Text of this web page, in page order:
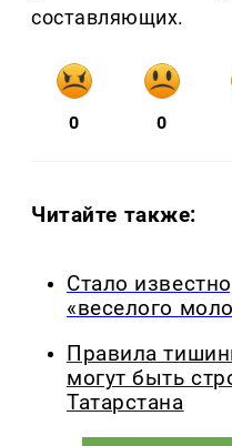
составляющих.
0 0
Читайте также:
Стало
«веселого
Правила
могут быть
Татарстана